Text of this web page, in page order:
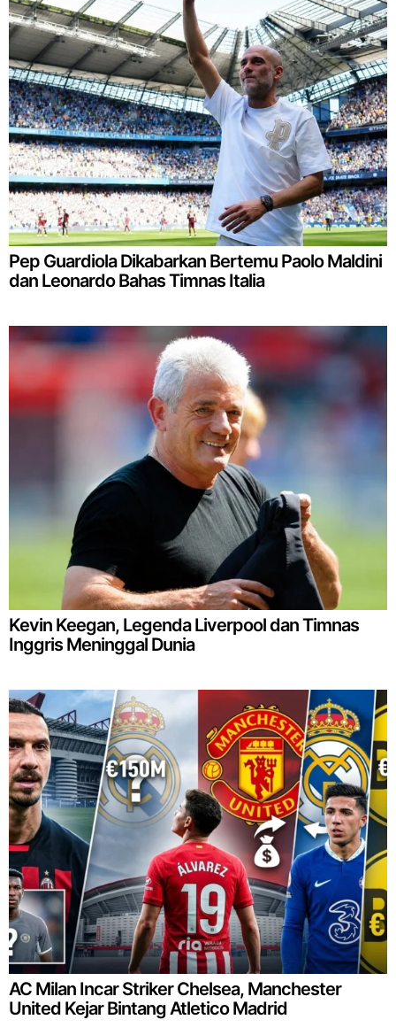
Pep Guardiola Dikabarkan Bertemu Paolo Maldini
dan Leonardo Bahas Timnas Italia
Kevin Keegan, Legenda Liverpool dan Timnas
Inggris Meninggal Dunia
AC Milan Incar Striker Chelsea, Manchester
United Kejar Bintang Atletico Madrid